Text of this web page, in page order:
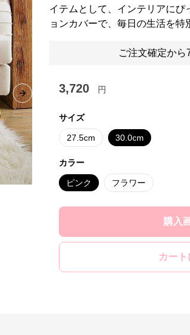
Next slide
イテムとして、インテリアに
ョンカバーで、毎日の生活を特
ご注文確定から
3,720 円
サイズ
27.5cm 30.0cm
カラー
ピンク フラワー
購入
カー